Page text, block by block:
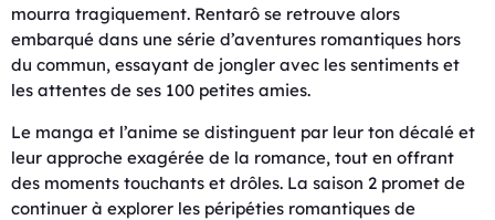
mourra tragiquement. Rentarô se retrouve alors
embarqué dans une série d’aventures romantiques hors
du commun, essayant de jongler avec les sentiments et
les attentes de ses 100 petites amies.
Le manga et l’anime se distinguent par leur ton décalé et
leur approche exagérée de la romance, tout en offrant
des moments touchants et drôles. La saison 2 promet de
continuer à explorer les péripéties romantiques de